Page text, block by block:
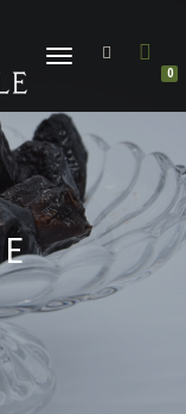
DÉPLIER
0